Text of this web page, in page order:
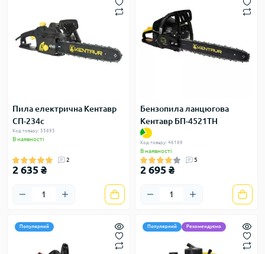
Пила електрична Кентавр
СП-234c
Код товару: 55695
В наявності
2
2 635 ₴
Бензопила ланцюгова
Кентавр БП-4521ТН
Код товару: 46169
В наявності
5
2 695 ₴
Популярний Популярний Рекомендуємо